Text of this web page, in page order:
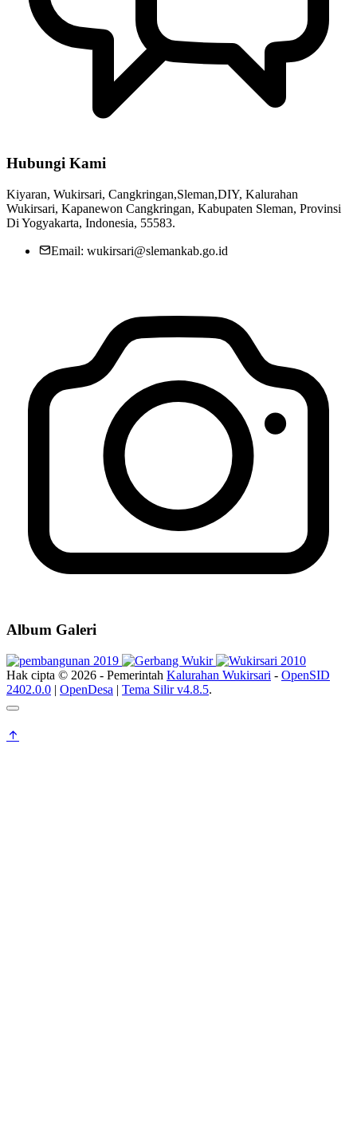
Hubungi Kami
Kiyaran, Wukirsari, Cangkringan,Sleman,DIY, Kalurahan
Wukirsari, Kapanewon Cangkringan, Kabupaten Sleman, Provinsi
Di Yogyakarta, Indonesia, 55583.
Email: wukirsari@slemankab.go.id
Album Galeri
Hak cipta © 2026 - Pemerintah Kalurahan Wukirsari - OpenSID
2402.0.0 | OpenDesa | Tema Silir v4.8.5.